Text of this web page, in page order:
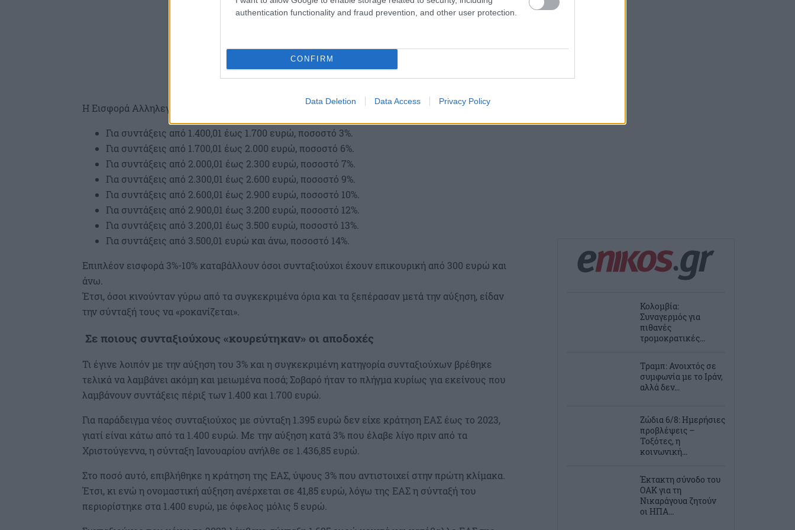
authentication functionality and fraud prevention, and other user protection.
CONFIRM
Data Deletion Data Access Privacy Policy
Η Εισφορά Αλληλεγγύης Συνταξιούχων παρακρατείται μηνιαία από τις συντάξεις ως εξής:
Για συντάξεις από 1.400,01 έως 1.700 ευρώ, ποσοστό 3%.
Για συντάξεις από 1.700,01 έως 2.000 ευρώ, ποσοστό 6%.
Για συντάξεις από 2.000,01 έως 2.300 ευρώ, ποσοστό 7%.
Για συντάξεις από 2.300,01 έως 2.600 ευρώ, ποσοστό 9%.
Για συντάξεις από 2.600,01 έως 2.900 ευρώ, ποσοστό 10%.
Για συντάξεις από 2.900,01 έως 3.200 ευρώ, ποσοστό 12%.
Για συντάξεις από 3.200,01 έως 3.500 ευρώ, ποσοστό 13%.
Για συντάξεις από 3.500,01 ευρώ και άνω, ποσοστό 14%.
Επιπλέον εισφορά 3%-10% καταβάλλουν όσοι συνταξιούχοι έχουν επικουρική από 300 ευρώ και
άνω.
Έτσι, όσοι κινούνταν γύρω από τα συγκεκριμένα όρια και τα ξεπέρασαν μετά την αύξηση, είδαν
την σύνταξή τους να «ροκανίζεται».
Σε ποιους συνταξιούχους «κουρεύτηκαν» οι αποδοχές
Τι έγινε λοιπόν με την αύξηση του 3% και η συγκεκριμένη κατηγορία συνταξιούχων βρέθηκε
τελικά να λαμβάνει ακόμη και μειωμένα ποσά; Σοβαρό ήταν το πλήγμα κυρίως για εκείνους που
λαμβάνουν συντάξεις πέριξ των 1.400 και 1.700 ευρώ.
Για παράδειγμα νέος συνταξιούχος με σύνταξη 1.395 ευρώ δεν είχε κράτηση ΕΑΣ έως το 2023,
γιατί είναι κάτω από τα 1.400 ευρώ. Με την αύξηση κατά 3% που έλαβε λίγο πριν από τα
Χριστούγεννα, η σύνταξη Ιανουαρίου ανήλθε σε 1.436,85 ευρώ.
Στο ποσό αυτό, επιβλήθηκε η κράτηση της ΕΑΣ, ύψους 3% που αντιστοιχεί στην πρώτη κλίμακα.
Έτσι, κι ενώ η ονομαστική αύξηση ανέρχεται σε 41,85 ευρώ, λόγω της ΕΑΣ η σύνταξή του
περιορίστηκε στα 1.400 ευρώ, με όφελος μόλις 5 ευρώ.
Κολομβία:
Συναγερμός για
πιθανές
τρομοκρατικές...
Τραμπ: Ανοιχτός σε
συμφωνία με το Ιράν,
αλλά δεν...
Ζώδια 6/8: Ημερήσιες
προβλέψεις –
Τοξότες, η
κοινωνική...
Έκτακτη σύνοδο του
ΟΑΚ για τη
Νικαράγουα ζητούν
οι ΗΠΑ...